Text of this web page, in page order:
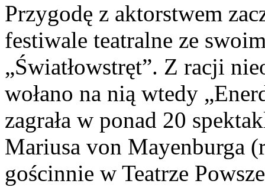
Przygodę z aktorstwem
festiwale teatralne ze
„Światłowstręt”. Z racji
wołano na nią wtedy
zagrała w ponad 20
Mariusa von Mayenburga
gościnnie w Teatrze